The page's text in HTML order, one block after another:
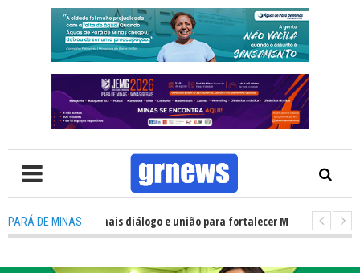
PARÁ DE MINAS
de mais diálogo e união para fortalecer Minas e Pará de Minas; e